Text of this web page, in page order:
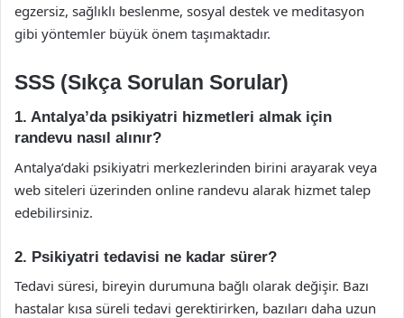
egzersiz, sağlıklı beslenme, sosyal destek ve meditasyon
gibi yöntemler büyük önem taşımaktadır.
SSS (Sıkça Sorulan Sorular)
1. Antalya’da psikiyatri hizmetleri almak için
randevu nasıl alınır?
Antalya’daki psikiyatri merkezlerinden birini arayarak veya
web siteleri üzerinden online randevu alarak hizmet talep
edebilirsiniz.
2. Psikiyatri tedavisi ne kadar sürer?
Tedavi süresi, bireyin durumuna bağlı olarak değişir. Bazı
hastalar kısa süreli tedavi gerektirirken, bazıları daha uzun